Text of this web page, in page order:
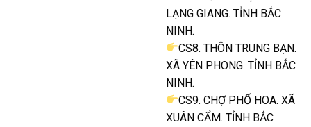
LẠNG GIANG. TỈNH BẮC
NINH.
CS8. THÔN TRUNG BẠN.
XÃ YÊN PHONG. TỈNH BẮC
NINH.
CS9. CHỢ PHỐ HOA. XÃ
XUÂN CẨM. TỈNH BẮC